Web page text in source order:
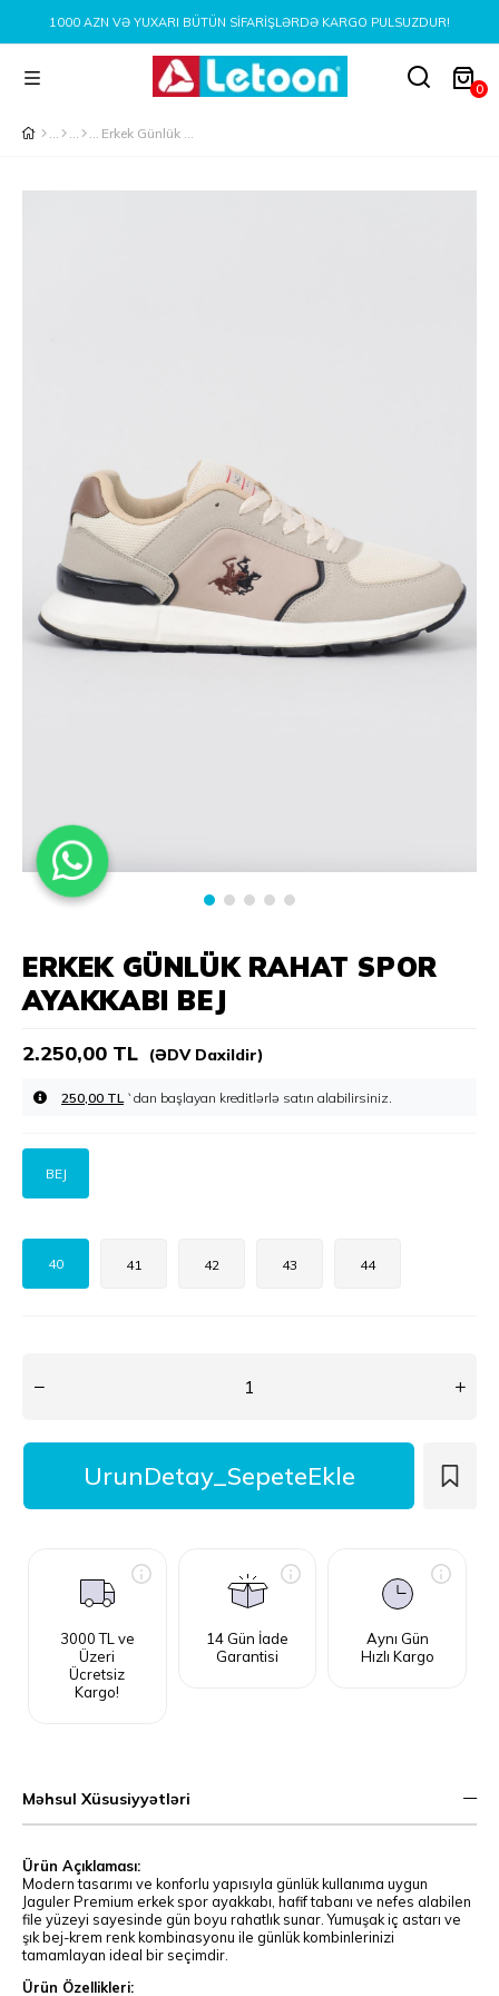
1000 AZN VƏ YUXARI BÜTÜN SIFARIŞLƏRDƏ KARGO PULSUZDUR!
0
Erkek Günlük Rahat Spor Ayakkabı BEJ
ERKEK GÜNLÜK RAHAT SPOR
AYAKKABI BEJ
2.250,00 TL (ƏDV Daxildir)
250,00 TL `dan başlayan kreditlərlə
BEJ
40 41 42 43 44
3000 TL ve
Üzeri
Ücretsiz
Kargo!
14 Gün İade
Garantisi
Aynı Gün
Hızlı Kargo
Məhsul Xüsusiyyətləri
Ürün Açıklaması:
Modern tasarımı ve konforlu yapısıyla günlük kullanıma uygun
Jaguler Premium erkek spor ayakkabı, hafif tabanı ve nefes alabilen
file yüzeyi sayesinde gün boyu rahatlık sunar. Yumuşak iç astarı ve
şık bej-krem renk kombinasyonu ile günlük kombinlerinizi
tamamlayan ideal bir seçimdir.
Ürün Özellikleri: